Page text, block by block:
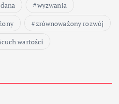
wyzwania
zrównoważony rozwój
wartości